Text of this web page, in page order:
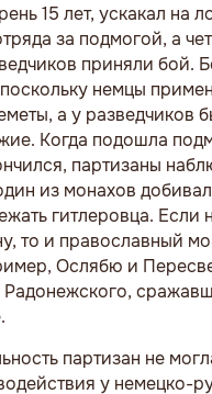
15 лет, ускакал на
за подмогой, а
приняли бой.
немцы
а у разведчиков
Когда подошла
партизаны
из монахов
гитлеровца. Если
то и православный
Ослябю и
партизан не
у немецко-